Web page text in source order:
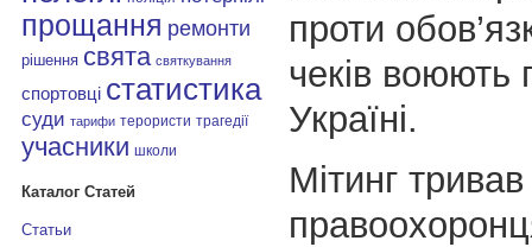
прощання ремонти
рішення свята святкування
спортовці статистика
суди тарифи терористи трагедії
учасники школи
Каталог Статей
Статьи
проти
чеків воюють
Україні.
Мітинг